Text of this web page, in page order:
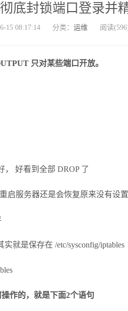
底封锁端口登录并
15 08:17:14 分类： 运维 阅读
只对某些端口开放。
， 好看到全部 DROP 了
启服务器还是会恢复原来没有设
就是保存在 /etc/sysconfig/iptables
作的，就是下面2个语句